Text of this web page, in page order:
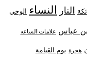
النار النساء الوحي
بن عباس علامات الساعه
هجرة يوم القيامة